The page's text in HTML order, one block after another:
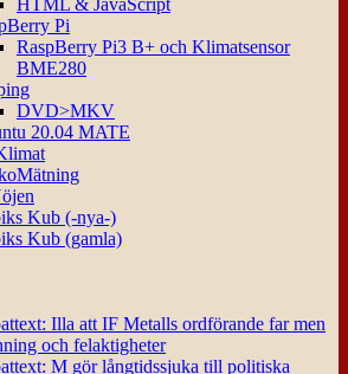
HTML & JavaScript
Pi
RaspBerry Pi3 B+ och Klimatsensor
BME280
DVD>MKV
20.04 MATE
Kub (-nya-)
Kub (gamla)
Illa att IF Metalls ordförande far men
och felaktigheter
M gör långtidssjuka till politiska